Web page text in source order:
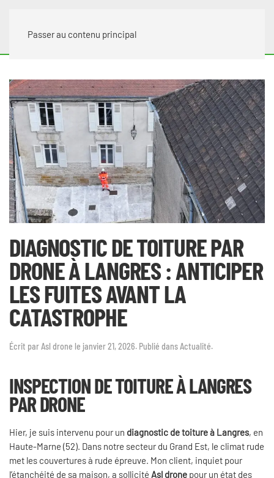
Passer au contenu principal
DIAGNOSTIC DE TOITURE PAR
DRONE À LANGRES : ANTICIPER
LES FUITES AVANT LA
CATASTROPHE
Écrit parAsl drone le janvier 21, 2026. Publié dansActualité.
INSPECTION DE TOITURE À LANGRES
PAR DRONE
Hier, je suis intervenu pour un diagnostic de toiture à Langres, en
Haute-Marne (52). Dans notre secteur du Grand Est, le climat rude
met les couvertures à rude épreuve. Mon client, inquiet pour
l’étanchéité de sa maison, a sollicité Asl drone pour un état des